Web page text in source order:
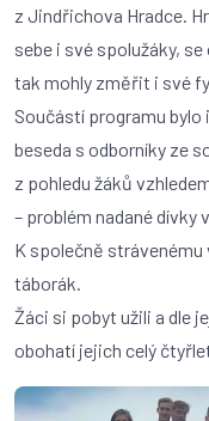
z Jindřichova Hradce.
sebe i své spolužáky,
tak mohly změřit i své
Součástí programu bylo
beseda s odborníky ze
z pohledu žáků
– problém nadané dívky
K společně
táborák.
Žáci si pobyt užili a dle
obohatí jejich celý